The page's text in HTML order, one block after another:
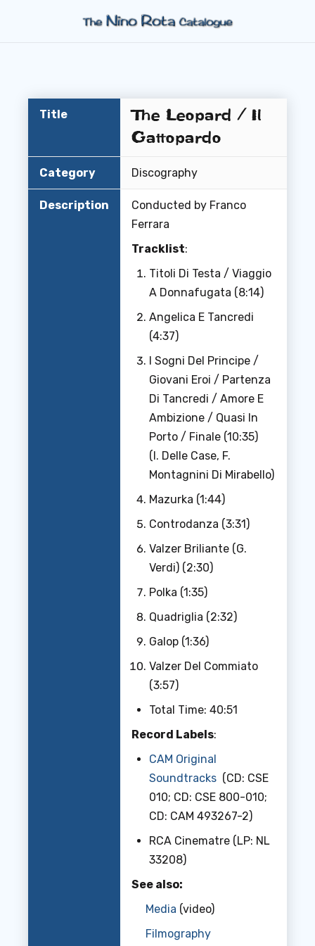
Title
The Leopard / Il
Gattopardo
Category Discography
Description
Conducted by Franco
Ferrara
Tracklist:
Titoli Di Testa / Viaggio
A Donnafugata (8:14)
Angelica E Tancredi
(4:37)
I Sogni Del Principe /
Giovani Eroi / Partenza
Di Tancredi / Amore E
Ambizione / Quasi In
Porto / Finale (10:35)
(I. Delle Case, F.
Montagnini Di Mirabello)
Mazurka (1:44)
Controdanza (3:31)
Valzer Briliante (G.
Verdi) (2:30)
Polka (1:35)
Quadriglia (2:32)
Galop (1:36)
Valzer Del Commiato
(3:57)
Total Time: 40:51
Record Labels:
CAM Original
Soundtracks (CD: CSE
010; CD: CSE 800-010;
CD: CAM 493267-2)
RCA Cinematre (LP: NL
33208)
See also:
Media (video)
Filmography